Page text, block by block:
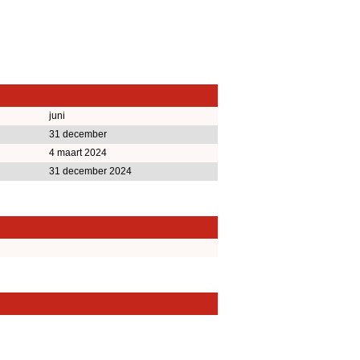
juni
31 december
4 maart 2024
31 december 2024